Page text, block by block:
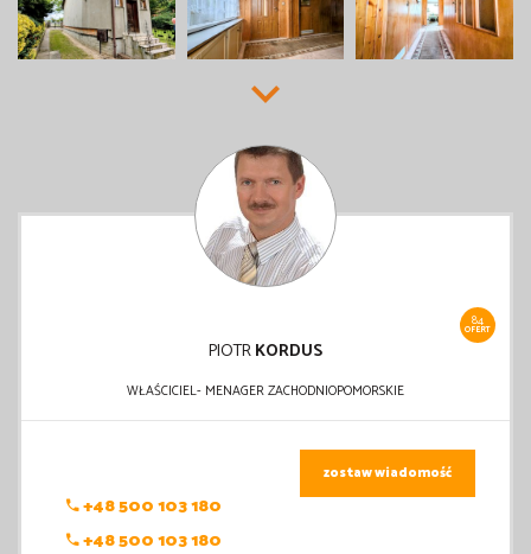
84
OFERT
PIOTRKORDUS
WŁAŚCICIEL- MENAGER ZACHODNIOPOMORSKIE
+48 500 103 180
+48 500 103 180
zostaw wiadomość